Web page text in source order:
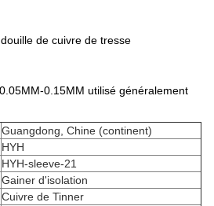
de cuivre de tresse
0.15MM utilisé généralement
Guangdong, Chine (continent)
HYH
HYH-sleeve-21
Gainer d'isolation
Cuivre de Tinner